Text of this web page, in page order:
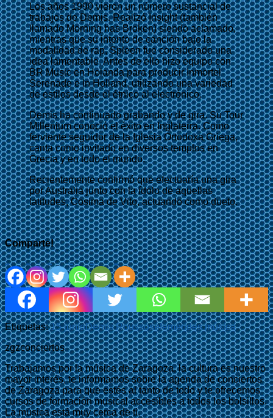
Los años 1990 vieron un número sustancial de
trabajos de Demis. Realizó Insight (también
llamado Morning has Broken) siendo aclamado,
mientras que su intento de canción bajo la
modalidad de rap, Spleen fue considerado una
idea lamentable. Antes de ello hizo equipo con
BR Music en Holanda para producir Inmortel
Serenade e In Holland, utilizando una variedad
de estilos desde el étnico al electrónico.
Demis ha continuado grabando y de gira. Su Tour
Millenium conoció el éxito en Inglaterra. Como
ferviente seguidor de la Iglesia Ortodoxa Griega,
canta como invitado en diversos templos en
Grecia y en todo el mundo.
Recientemente confirmó que efectuaría una gira
por Australia junto con la ídolo de aquellas
latitudes, Cosima de Vito, actuando como dueto.
Comparte!
Etiquetas:15 junioDemis Roussosefemérides música
zgzconciertos
Trabajamos por la música de Zaragoza, la cultura es nuestro
mayor interés, te informamos sobre la agenda de conciertos
de Zaragoza para que estés al tanto de todo y te ofrecemos
cursos de formación musical accesibles a todos los bolsillos.
La música está muy cerca de ti.